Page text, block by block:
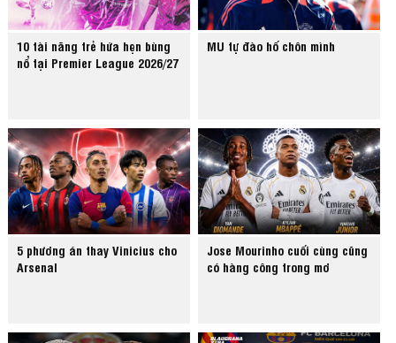
10 tài năng trẻ hứa hẹn bùng
nổ tại Premier League 2026/27
MU tự đào hố chôn mình
5 phương án thay Vinicius cho
Arsenal
Jose Mourinho cuối cùng cũng
có hàng công trong mơ